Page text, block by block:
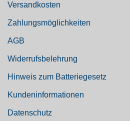
Versandkosten
Zahlungsmöglichkeiten
AGB
Widerrufsbelehrung
Hinweis zum Batteriegesetz
Kundeninformationen
Datenschutz